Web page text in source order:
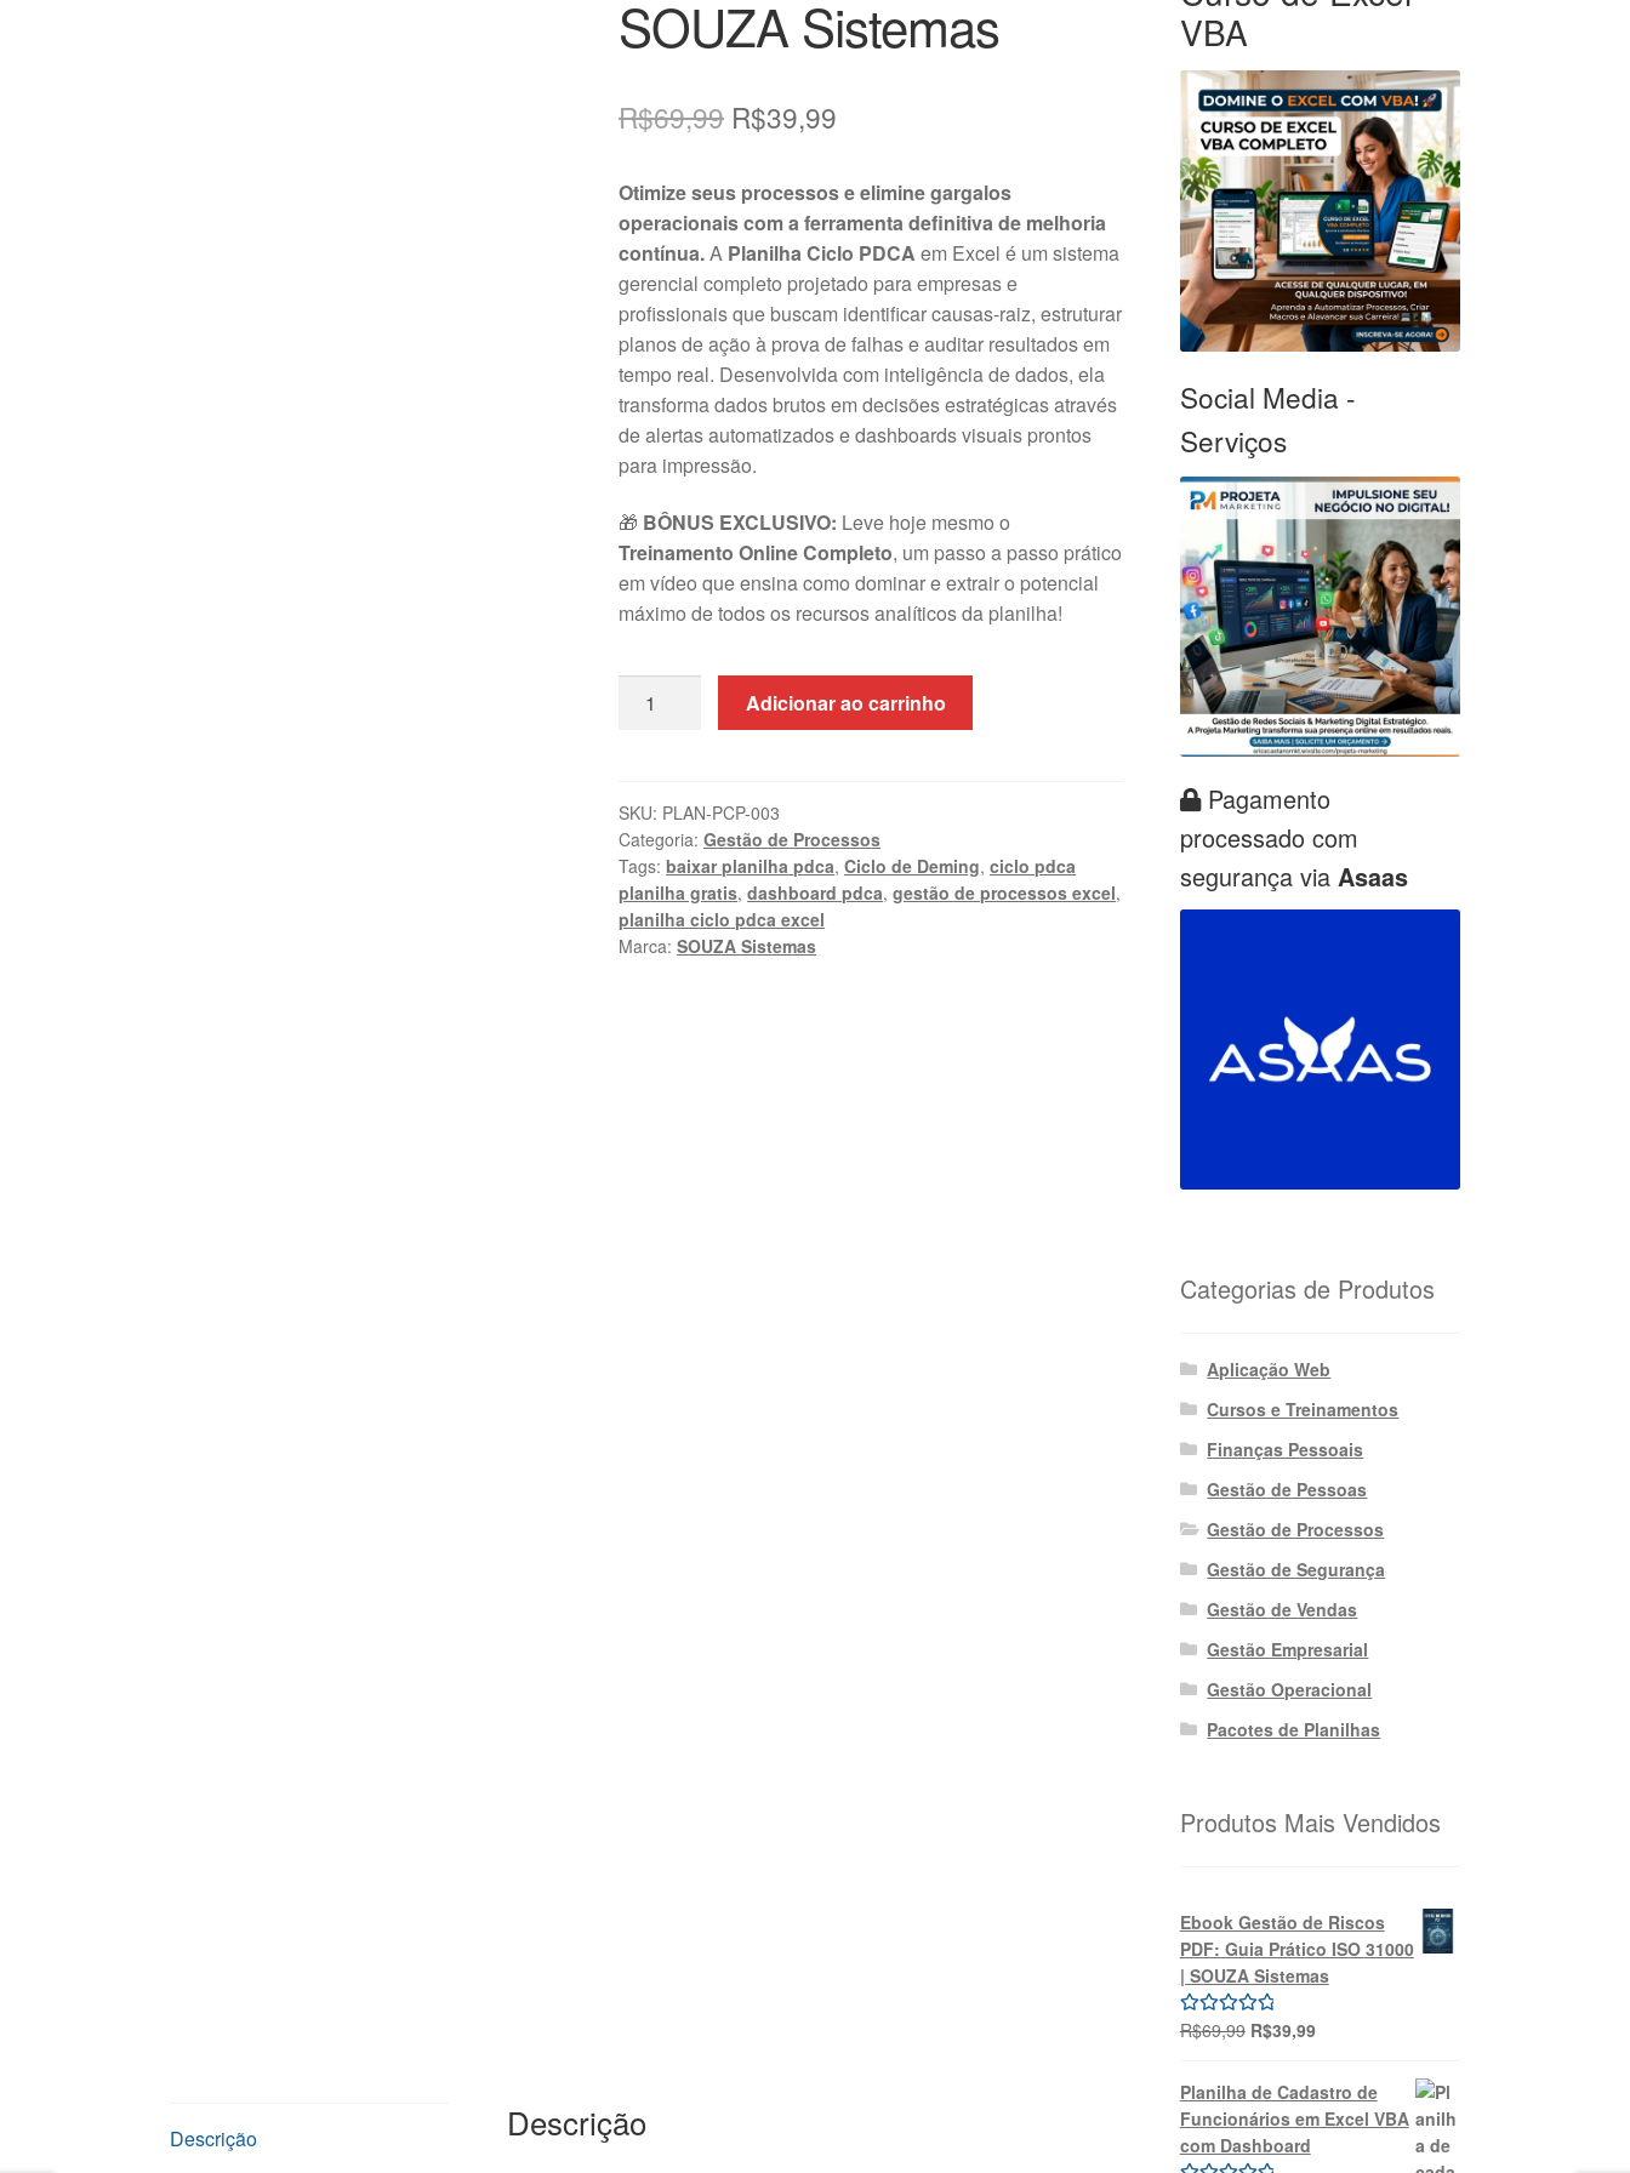
SOUZA Sistemas
R$69,99 O
original
era:
R$69,99.
R$39,99
atual
é:
R$39,99.
Otimize seus processos e elimine gargalos
operacionais com a ferramenta definitiva de melhoria
contínua.A Planilha Ciclo PDCA em Excel é um sistema
gerencial completo projetado para empresas e
profissionais que buscam identificar causas-raiz, estruturar
planos de ação à prova de falhas e auditar resultados em
tempo real. Desenvolvida com inteligência de dados, ela
transforma dados brutos em decisões estratégicas através
de alertas automatizados e dashboards visuais prontos
para impressão.
🎁 BÔNUS EXCLUSIVO: Leve hoje mesmo o
Treinamento Online Completo, um passo a passo prático
em vídeo que ensina como dominar e extrair o potencial
máximo de todos os recursos analíticos da planilha!
Ciclo
+
Curso
Online
|
SOUZA
Sistemas
Adicionar ao carrinho
SKU: PLAN-PCP-003
Categoria:Gestão de Processos
Tags:baixar planilha pdca,Ciclo de Deming,ciclo pdca
planilha gratis,dashboard pdca,gestão de processos excel,
planilha ciclo pdca excel
Marca:SOUZA Sistemas
Descrição Descrição
VBA
Social Media -
Serviços
Pagamento
processado com
segurança via Asaas
Categorias de Produtos
Aplicação Web
Cursos e Treinamentos
Finanças Pessoais
Gestão de Pessoas
Gestão de Processos
Gestão de Segurança
Gestão de Vendas
Gestão Empresarial
Gestão Operacional
Pacotes de Planilhas
Produtos Mais Vendidos
Ebook Gestão de Riscos
PDF: Guia Prático ISO 31000
| SOUZA Sistemas
Avaliação
R$69,99 O
original
era:
R$69,99.
R$39,99O
é:
R$39,99.
Planilha de Cadastro de
Funcionários em Excel VBA
com Dashboard